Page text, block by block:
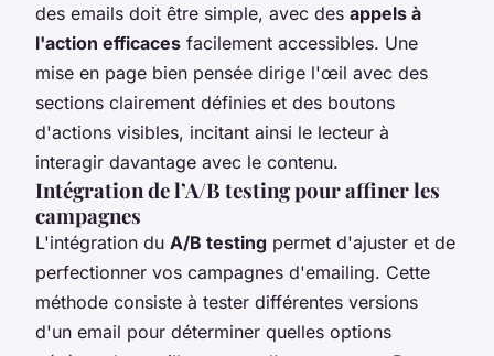
des emails doit être simple, avec des appels à
l'action efficaces facilement accessibles. Une
mise en page bien pensée dirige l'œil avec des
sections clairement définies et des boutons
d'actions visibles, incitant ainsi le lecteur à
interagir davantage avec le contenu.
Intégration de l’A/B testing pour affiner les
campagnes
L'intégration du A/B testing permet d'ajuster et de
perfectionner vos campagnes d'emailing. Cette
méthode consiste à tester différentes versions
d'un email pour déterminer quelles options